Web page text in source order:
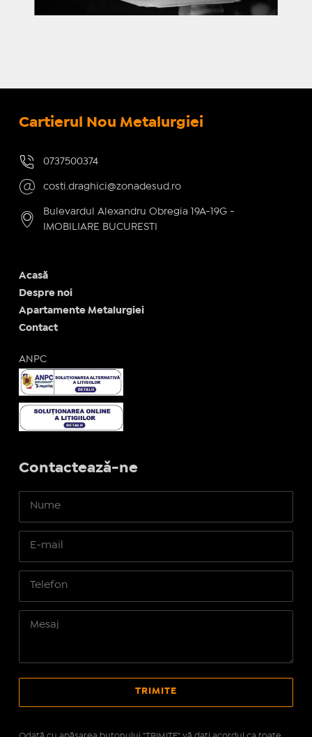
Cartierul Nou Metalurgiei
0737500374
costi.draghici@zonadesud.ro
Bulevardul Alexandru Obregia 19A-19G -
IMOBILIARE BUCURESTI
Acasă
Despre noi
Apartamente Metalurgiei
Contact
ANPC
Contactează-ne